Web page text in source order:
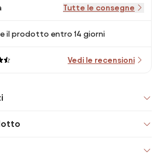
Tutte le consegne
il prodotto entro 14 giorni
Vedi le recensioni